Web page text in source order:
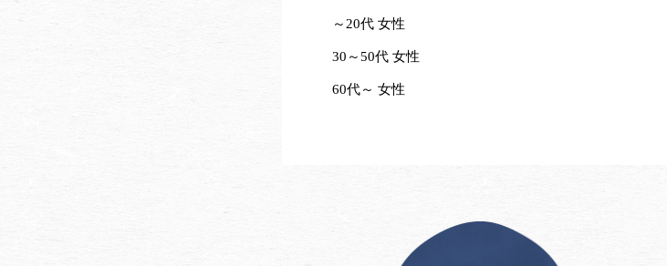
～20代 女性
30～50代 女性
60代～ 女性